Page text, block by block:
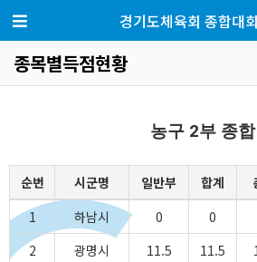
경기도체육회 종합대
종목별득점현황
농구 2부 종합
순번 시군명 일반부 합계
1
하남시 0 0
2
광명시 11.5 11.5